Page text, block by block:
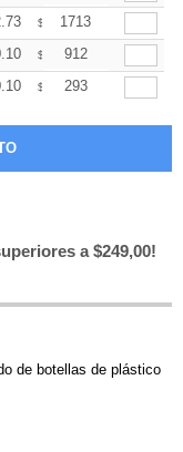
$ 22.53
1713
$ 29.83
912
$ 29.83
293
a $249,00!
de botellas de plástico